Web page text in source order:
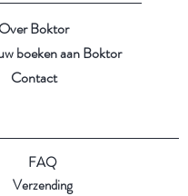
Over Boktor
boeken aan Boktor
Contact
FAQ
Verzending